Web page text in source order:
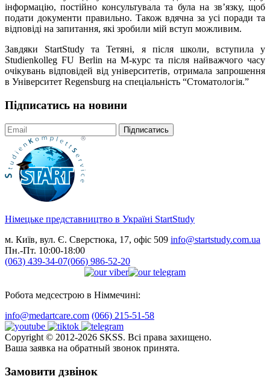
інформацію, постійно консультувала та була на зв’язку, щоб
подати документи правильно. Також вдячна за усі поради та
відповіді на запитання, які зробили мій вступ можливим.
Завдяки StartStudy та Тетяні, я після школи, вступила у
Studienkolleg FU Berlin на М-курс та після найважчого часу
очікувань відповідей від університетів, отримала запрошення
в Університет Regensburg на спеціальність “Стоматологія.”
Підписатись на новини
Підписатись
Німецьке представництво в Україні StartStudy
м. Київ, вул. Є. Сверстюка, 17, офіс 509 info@startstudy.com.ua
Пн.-Пт. 10:00-18:00
(063) 439-34-07(066) 986-52-20
Робота медсестрою в Німмечині:
info@medartcare.com (066) 215-51-58
Copyright © 2012-2026 SKSS. Всі права захищено.
Ваша заявка на обратный звонок принята.
Замовити дзвінок